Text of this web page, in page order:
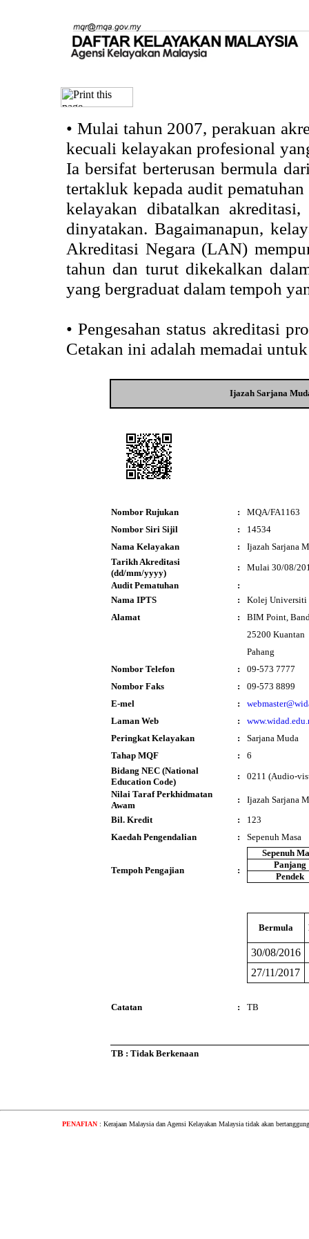
• Mulai tahun 2007, perakuan
kecuali kelayakan profesional
Ia bersifat berterusan bermula
tertakluk kepada audit
kelayakan dibatalkan
dinyatakan. Bagaimanapun,
Akreditasi Negara (LAN)
tahun dan turut dikekalkan
yang bergraduat dalam tempoh
• Pengesahan status akreditasi
Cetakan ini adalah memadai
Ijazah Sarjana
Nombor Rujukan :
MQA/FA1163
Nombor Siri Sijil
:
14534
Nama Kelayakan
:
Ijazah Sarjana
Tarikh Akreditasi
(dd/mm/yyyy)
:
Mulai 30/08/
Audit Pematuhan
:
Nama IPTS
:
Kolej Universiti
Alamat
:
BIM Point,
25200 Kuantan
Pahang
Nombor Telefon
:
09-573 7777
Nombor Faks
:
09-573 8899
E-mel
:
Laman Web
:
Peringkat Kelayakan
:
Sarjana Muda
Tahap MQF
:
6
Bidang NEC (National
Education Code)
:
0211 (Audio-
Nilai Taraf Perkhidmatan
Awam
:
Ijazah Sarjana
Bil. Kredit
:
123
Kaedah Pengendalian
: Sepenuh Masa
Tempoh Pengajian :
Sepenuh
Panjang
Pendek
Bermula
30/08/2016
27/11/2017
Catatan : TB
TB : Tidak Berkenaan
PENAFIAN : Kerajaan Malaysia dan Agensi Kelayakan Malaysia tidak akan